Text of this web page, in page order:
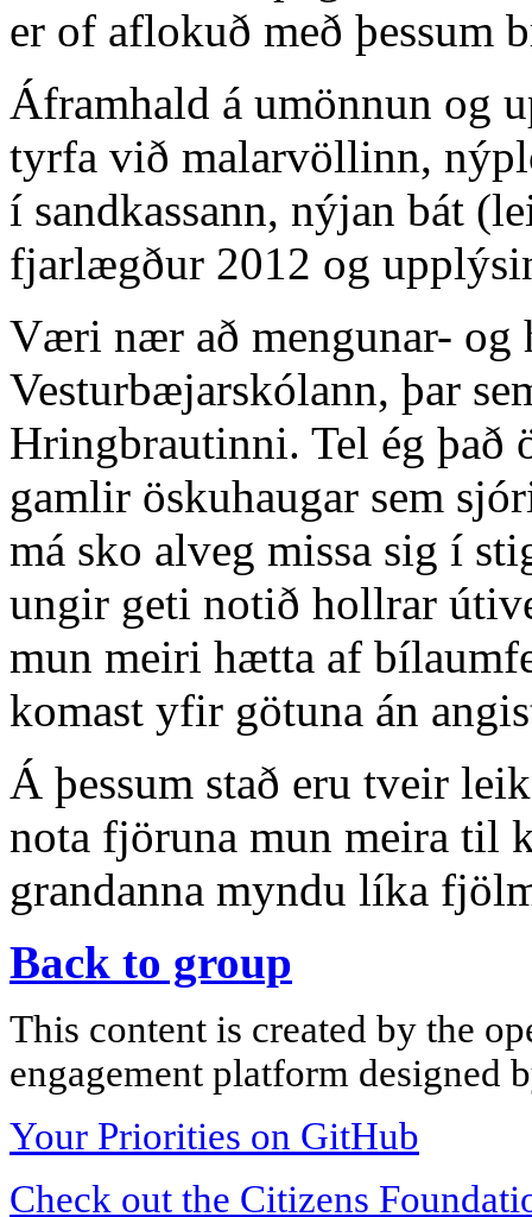
er of aflokuð með þessum
Áframhald á umönnun og
tyrfa við malarvöllinn,
í sandkassann, nýjan bát
fjarlægður 2012 og
Væri nær að mengunar-
Vesturbæjarskólann, þar
Hringbrautinni. Tel ég
gamlir öskuhaugar sem
má sko alveg missa sig í
ungir geti notið hollrar
mun meiri hætta af
komast yfir götuna án
Á þessum stað eru tveir
nota fjöruna mun meira til
grandanna myndu líka
Back to group
This content is created by the
engagement platform designed
Your Priorities on GitHub
Check out the Citizens